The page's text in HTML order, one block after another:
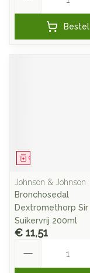
Bestel
Geneesmiddel
Johnson & Johnson
Bronchosedal
Dextromethorp Sir
Suikervrij 200ml
€ 11,51